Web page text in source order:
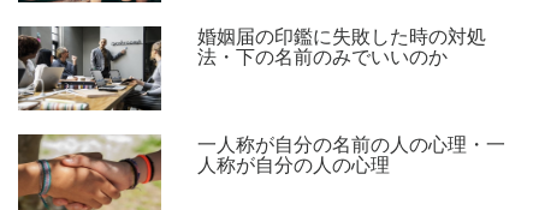
婚姻届の印鑑に失敗した時の対処
法・下の名前のみでいいのか
一人称が自分の名前の人の心理・一
人称が自分の人の心理